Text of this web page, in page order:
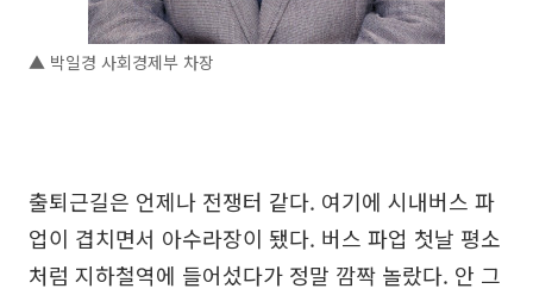
▲ 박일경 사회경제부 차장
출퇴근길은 언제나 전쟁터 같다. 여기에 시내버스 파
업이 겹치면서 아수라장이 됐다. 버스 파업 첫날 평소
처럼 지하철역에 들어섰다가 정말 깜짝 놀랐다. 안 그